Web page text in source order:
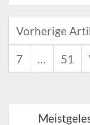
Vorherige
7 … 51